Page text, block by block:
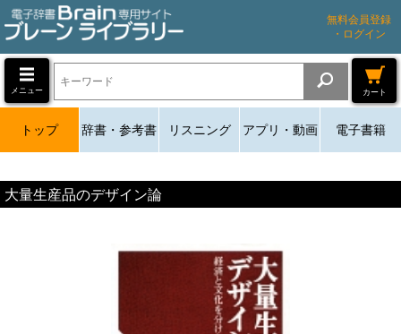
無料会員登録
・ログイン
メニュー カート
トップ 辞書・参考書 リスニング アプリ・動画 電子書籍
大量生産品のデザイン論